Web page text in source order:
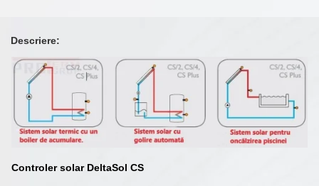
Descriere:
Controler solar DeltaSol CS